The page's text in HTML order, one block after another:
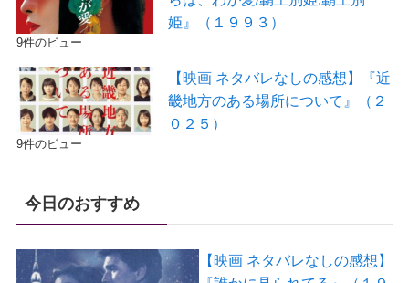
姫』（１９９３）
9件のビュー
【映画 ネタバレなしの感想】『近
畿地方のある場所について』（２
０２５）
9件のビュー
今日のおすすめ
【映画 ネタバレなしの感想】